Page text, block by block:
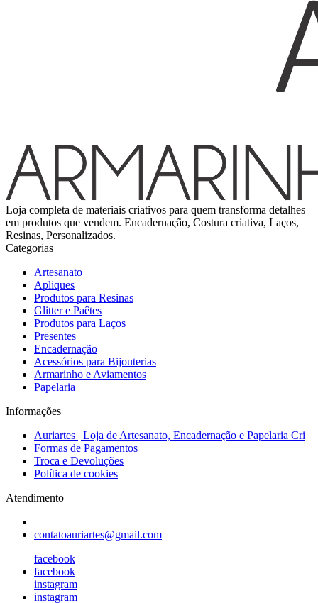
Loja completa de materiais criativos para quem transforma detalhes
em produtos que vendem. Encadernação, Costura criativa, Laços,
Resinas, Personalizados.
Categorias
Artesanato
Apliques
Produtos para Resinas
Glitter e Paêtes
Produtos para Laços
Presentes
Encadernação
Acessórios para Bijouterias
Armarinho e Aviamentos
Papelaria
Informações
Auriartes | Loja de Artesanato, Encadernação e Papelaria Cri
Formas de Pagamentos
Troca e Devoluções
Política de cookies
Atendimento
contatoauriartes@gmail.com
facebook
facebook
instagram
instagram